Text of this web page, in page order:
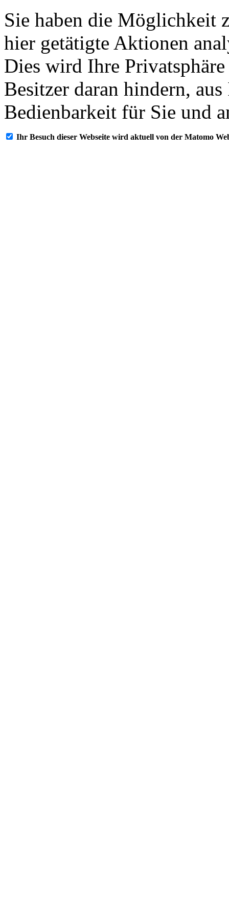
Sie haben die Möglichkeit
hier getätigte Aktionen
Dies wird Ihre
Besitzer daran hindern,
Bedienbarkeit für Sie und
Ihr Besuch dieser Webseite wird aktuell von der Matomo